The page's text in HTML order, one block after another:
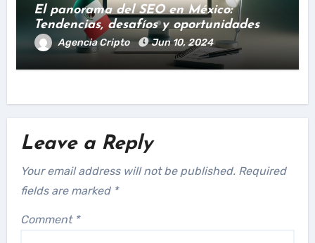
El panorama del SEO en México:
Tendencias, desafíos y oportunidades
Agencia Cripto Jun 10, 2024
Leave a Reply
Your email address will not be published. Required
fields are marked *
Comment *